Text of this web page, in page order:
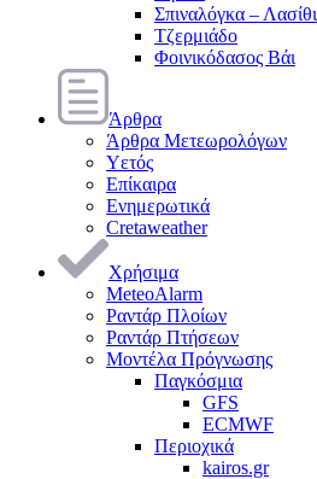
Σπιναλόγκα – Λασίθι
Τζερμιάδο
Φοινικόδασος Βάι
Άρθρα
Άρθρα Μετεωρολόγων
Υετός
Επίκαιρα
Ενημερωτικά
Cretaweather
Χρήσιμα
MeteoAlarm
Ραντάρ Πλοίων
Ραντάρ Πτήσεων
Μοντέλα Πρόγνωσης
Παγκόσμια
GFS
ECMWF
Περιοχικά
kairos.gr